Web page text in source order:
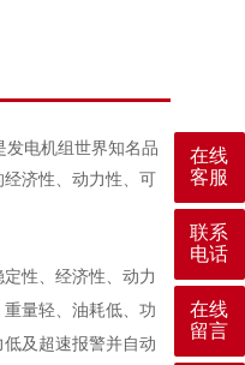
发电机组世界知名品
济性、动力性、可
性、经济性、动力
量轻、油耗低、功
及超速报警并自动
在线
客服
联系
电话
在线
留言